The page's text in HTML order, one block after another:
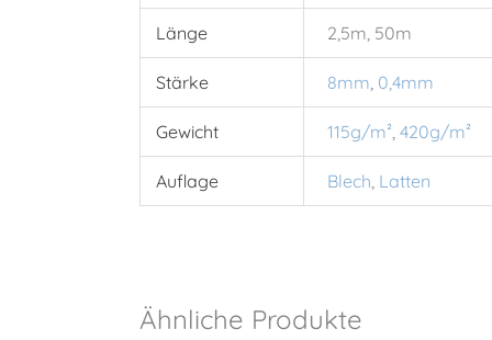
Länge 2,5m, 50m
Stärke 8mm 0,4mm
Gewicht 115g/m² ,420g/m²
Auflage Blech Latten
Ähnliche Produkte